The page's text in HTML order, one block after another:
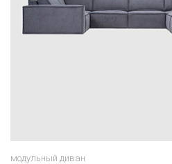
модульный диван